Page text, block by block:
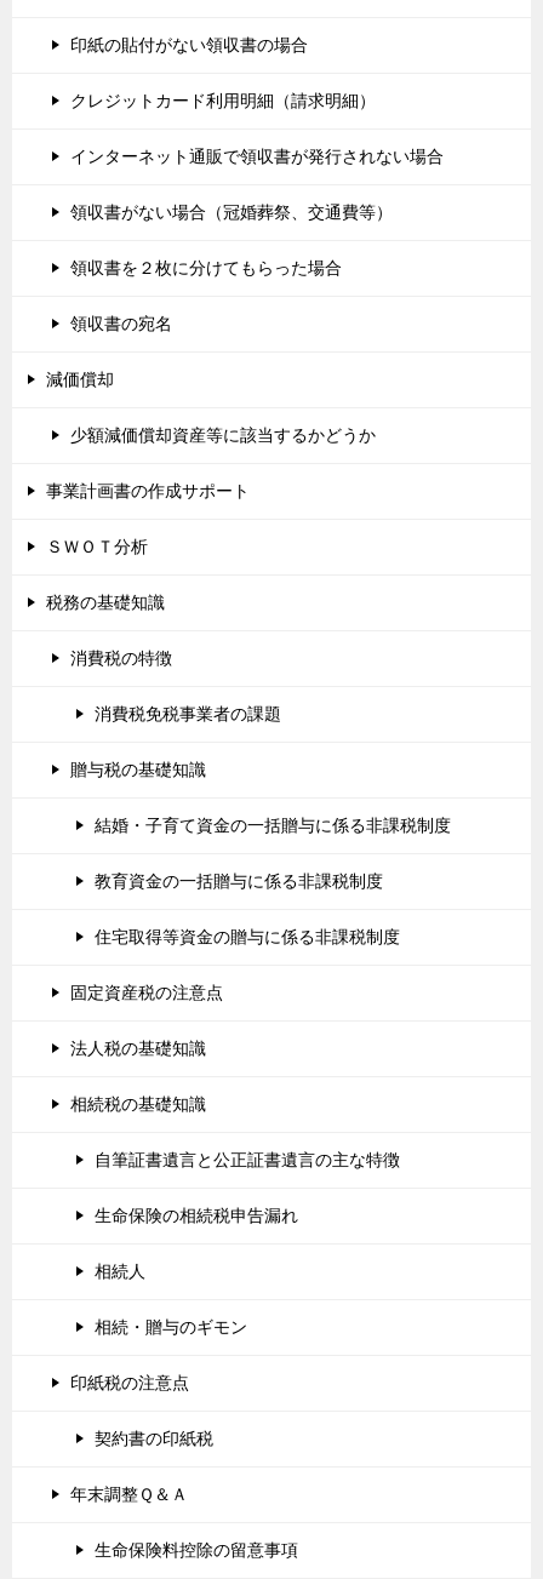
印紙の貼付がない領収書の場合
クレジットカード利用明細（請求明細）
インターネット通販で領収書が発行されない場合
領収書がない場合（冠婚葬祭、交通費等）
領収書を２枚に分けてもらった場合
領収書の宛名
減価償却
少額減価償却資産等に該当するかどうか
事業計画書の作成サポート
ＳＷＯＴ分析
税務の基礎知識
消費税の特徴
消費税免税事業者の課題
贈与税の基礎知識
結婚・子育て資金の一括贈与に係る非課税制度
教育資金の一括贈与に係る非課税制度
住宅取得等資金の贈与に係る非課税制度
固定資産税の注意点
法人税の基礎知識
相続税の基礎知識
自筆証書遺言と公正証書遺言の主な特徴
生命保険の相続税申告漏れ
相続人
相続・贈与のギモン
印紙税の注意点
契約書の印紙税
年末調整Ｑ＆Ａ
生命保険料控除の留意事項